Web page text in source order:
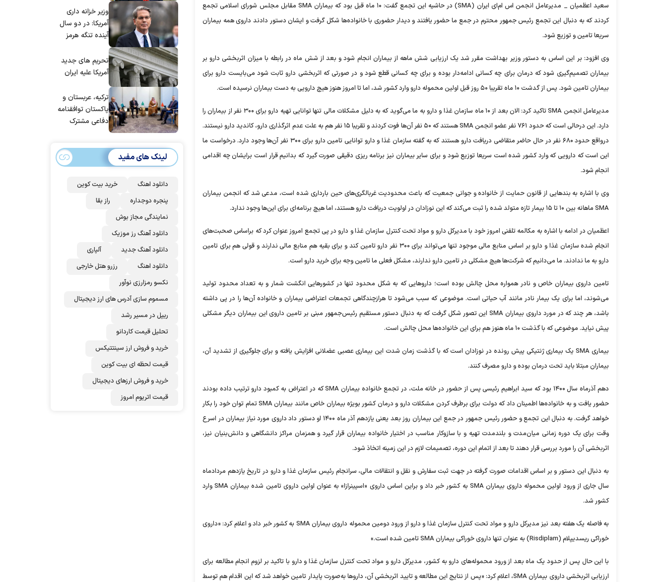
سعید اعظمیان _ مدیرعامل انجمن اس ام‌ای ایران (SMA) در حاشیه این تجمع گفت: ۱۰ ماه قبل بود که بیماران SMA مقابل مجلس شورای اسلامی تجمع
کردند که به دنبال این تجمع رئیس جمهور محترم در جمع ما حضور یافتند و دیدار حضوری با خانواده‌ها شکل گرفت و ایشان دستور دادند داروی همه بیماران
سریعا تامین و توزیع شود.
وی افزود: بر این اساس به دستور وزیر بهداشت مقرر شد یک ارزیابی شش ماهه از بیماران انجام شود و بعد از شش ماه در رابطه با میزان اثربخشی دارو بر
بیماران تصمیم‌گیری شود که درمان برای چه کسانی ادامه‌دار بوده و برای چه کسانی قطع شود و در صورتی که اثربخشی دارو ثابت شود می‌بایست دارو برای
بیماران تامین شود. پس از گدشت ۱۰ ماه تقریبا ۵۰ روز قبل اولین محموله دارو وارد کشور شد، اما تا امروز هنوز هیچ دارویی به دست بیماران نرسیده است.
مدیرعامل انجمن SMA تاکید کرد: الان بعد از ۱۰ ماه سازمان غذا و دارو به ما می‌گوید که به دلیل مشکلات مالی تنها توانایی تهیه دارو برای ۳۰۰ نفر از بیماران را
دارد. این درحالی است که حدود ۷۶۱ نفر عضو انجمن SMA هستند که ۵۰ نفر آن‌ها فوت کردند و تقریبا ۱۵ نفر هم به علت عدم اثرگذاری دارو، کاندید دارو نیستند.
درواقع حدود ۶۸۰ نفر در حال حاضر متقاضی دریافت دارو هستند که به گفته سازمان غذا و دارو توانایی تامین دارو برای ۳۰۰ نفر آن‌ها وجود دارد. درخواست ما
این است که دارویی که وارد کشور شده است سریعا توزیع شود و برای سایر بیماران نیز برنامه ریزی دقیقی صورت گیرد که بدانیم قرار است برایشان چه اقدامی
انجام شود.
وی با اشاره به بند‌هایی از قانون حمایت از خانواده و جوانی جمعیت که باعث محدودیت غربالگری‌های حین بارداری شده است، مدعی شد که انجمن بیماران
SMA ماهانه بین ۱۰ تا ۱۵ بیمار تازه متولد شده را ثبت می‌کند که این نوزادان در اولویت دریافت دارو هستند، اما هیچ برنامه‌ای برای این‌ها وجود ندارد.
اعظمیان در ادامه با اشاره به مکالمه تلفنی امروز خود با مدیرکل دارو و مواد تحت کنترل سازمان غذا و دارو در پی تجمع امروز عنوان کرد که براساس صحبت‌های
انجام شده سازمان غذا و دارو بر اساس منابع مالی موجود تنها می‌تواند برای ۳۰۰ نفر دارو تامین کند و برای بقیه هم منابع مالی ندارند و قولی هم برای تامین
دارو به ما ندادند. ما می‌دانیم که شرکت‌ها هیچ مشکلی در تامین دارو ندارند، مشکل فعلی ما تامین وجه برای خرید دارو است.
تامین داروی بیماران خاص و نادر همواره محل چالش بوده است؛ دارو‌هایی که به شکل محدود تنها در کشور‌هایی انگشت شمار و به تعداد محدود تولید
می‌شوند، اما برای یک بیمار نادر مانند آب حیاتی است. موضوعی که سبب می‌شود تا هرازچندگاهی تجمعات اعتراضی بیماران و خانواده آن‌ها را در پی داشته
باشد، هر چند که در مورد داروی بیماران SMA این تصور شکل گرفت که به دنبال دستور مستقیم رئیس‌جمهور مبنی بر تامین داروی این بیماران دیگر مشکلی
پیش نیاید. موضوعی که با گذشت ۱۰ ماه هنوز هم برای این خانواده‌ها محل چالش است.
بیماری SMA یک بیماری ژنتیکی پیش رونده در نوزادان است که با گذشت زمان شدت این بیماری عصبی عضلانی افزایش یافته و برای جلوگیری از تشدید آن،
بیماران مبتلا باید تحت درمان بوده و دارو مصرف کنند.
دهم آذرماه سال ۱۴۰۰ بود که سید ابراهیم رئیسی پس از حضور در خانه ملت، در تجمع خانواده بیماران SMA که در اعتراض به کمبود دارو ترتیب داده بودند
حضور یافت و به خانواده‌ها اطمینان داد که دولت برای برطرف کردن مشکلات دارو و درمان کشور بویژه بیماران خاص مانند بیماران SMA تمام توان خود را بکار
خواهد گرفت. به دنبال این تجمع و حضور رئیس جمهور در جمع این بیماران روز بعد یعنی یازدهم آذر ماه ۱۴۰۰ او دستور داد داروی مورد نیاز بیماران در اسرع
وقت برای یک دوره زمانی میان‌مدت و بلندمدت تهیه و با سازوکار مناسب در اختیار خانواده بیماران قرار گیرد و همزمان مراکز دانشگاهی و دانش‌بنیان نیز،
اثربخشی آن را مورد بررسی قرار دهند تا بعد از اتمام این دوره، تصمیمات لازم در این زمینه اتخاذ شود.
به دنبال این دستور و بر اساس اقدامات صورت گرفته در جهت ثبت سفارش و نقل و انتقالات مالی، سرانجام رئیس سازمان غذا و دارو در تاریخ یازدهم مردادماه
سال جاری از ورود اولین محموله داروی بیماران SMA به کشور خبر داد و براین اساس داروی «اسپینرازا» به عنوان اولین داروی تامین شده بیماران SMA وارد
کشور شد.
به فاصله یک هفته بعد نیز مدیرکل دارو و مواد تحت کنترل سازمان غذا و دارو از ورود دومین محموله داروی بیماران SMA به کشور خبر داد و اعلام کرد: «داروی
خوراکی ریسدیپلام (Risdiplam) به عنوان تنها داروی خوراکی بیماران SMA تامین شده است.»
با این حال پس از حدود یک ماه بعد از ورود محموله‌های دارو به کشور، مدیرکل دارو و مواد تحت کنترل سازمان غذا و دارو با تاکید بر لزوم انجام مطالعه برای
ارزیابی اثربخشی داروی بیماران SMA، اعلام کرد: «پس از نتایج این مطالعه و تایید اثربخشی آن، دارو‌ها به‌صورت پایدار تامین خواهد شد که این اقدام هم توسط
توافق برسند
وزیر خزانه داری
آمریکا: در دو سال
آینده تنگه هرمز
شد
تحریم های جدید
آمریکا علیه ایران
ترکیه، عربستان و
پاکستان توافقنامه
دفاعی مشترک
لینک های مفید
دانلود اهنگ
خرید بیت کوین
پنجره دوجداره
راز بقا
نمایندگی مجاز بوش
دانلود آهنگ رز‌ موزیک
دانلود آهنگ جدید
آلپاری
دانلود اهنگ
رزرو هتل خارجی
نکسو رمزارزی نوآور
مسموم سازی آدرس های ارز دیجیتال
ریپل در مسیر رشد
تحلیل قیمت کاردانو
خرید و فروش ارز سینتتیکس
قیمت لحظه ای بیت کوین
خرید و فروش ارزهای دیجیتال
قیمت اتریوم امروز